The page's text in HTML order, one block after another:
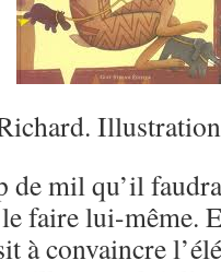
de mil qu’il
faire lui-même.
à convaincre